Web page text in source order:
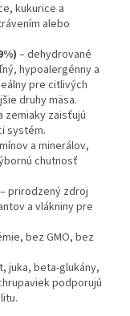
kukurice a
alebo
– dehydrované
hypoalergénny a
pre citlivých
druhy mäsa.
zemiaky zaisťujú
systém.
a minerálov,
chutnosť
– prirodzený zdroj
a vlákniny pre
bez GMO, bez
juka, beta-glukány,
podporujú